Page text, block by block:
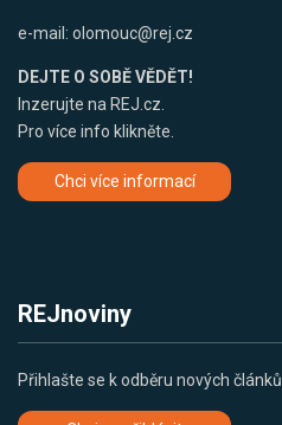
e-mail: olomouc@rej.cz
DEJTE O SOBĚ VĚDĚT!
Inzerujte na REJ.cz.
Pro více info klikněte.
Chci více informací
REJnoviny
Přihlašte se k odběru nových článků